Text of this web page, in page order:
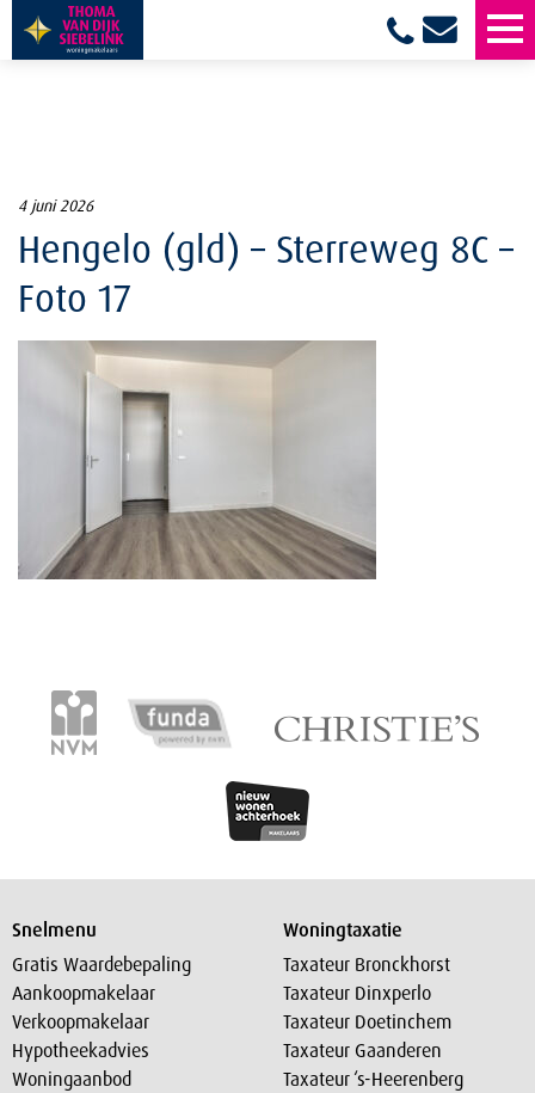
4 juni 2026
Hengelo (gld) – Sterreweg 8C –
Foto 17
Snelmenu
Gratis Waardebepaling
Aankoopmakelaar
Verkoopmakelaar
Hypotheekadvies
Woningaanbod
Woningtaxatie
Taxateur Bronckhorst
Taxateur Dinxperlo
Taxateur Doetinchem
Taxateur Gaanderen
Taxateur ‘s-Heerenberg